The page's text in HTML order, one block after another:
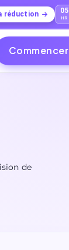
réduction 05
HR
Commencer
de